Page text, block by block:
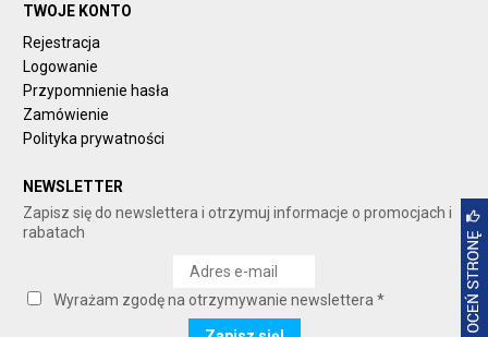
TWOJE KONTO
Rejestracja
Logowanie
Przypomnienie hasła
Zamówienie
Polityka prywatności
NEWSLETTER
Zapisz się do newslettera i otrzymuj informacje o promocjach i
rabatach
Wyrażam zgodę na otrzymywanie newslettera *